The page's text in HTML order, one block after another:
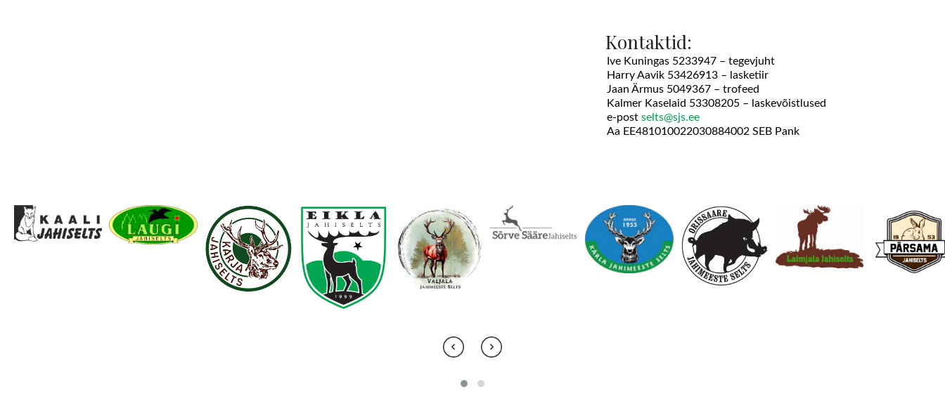
Kontaktid:
Ive Kuningas 5233947 – tegevjuht
Harry Aavik 53426913 – lasketiir
Jaan Ärmus 5049367 – trofeed
Kalmer Kaselaid 53308205 – laskevõistlused
e-post selts@sjs.ee
Aa EE481010022030884002 SEB Pank